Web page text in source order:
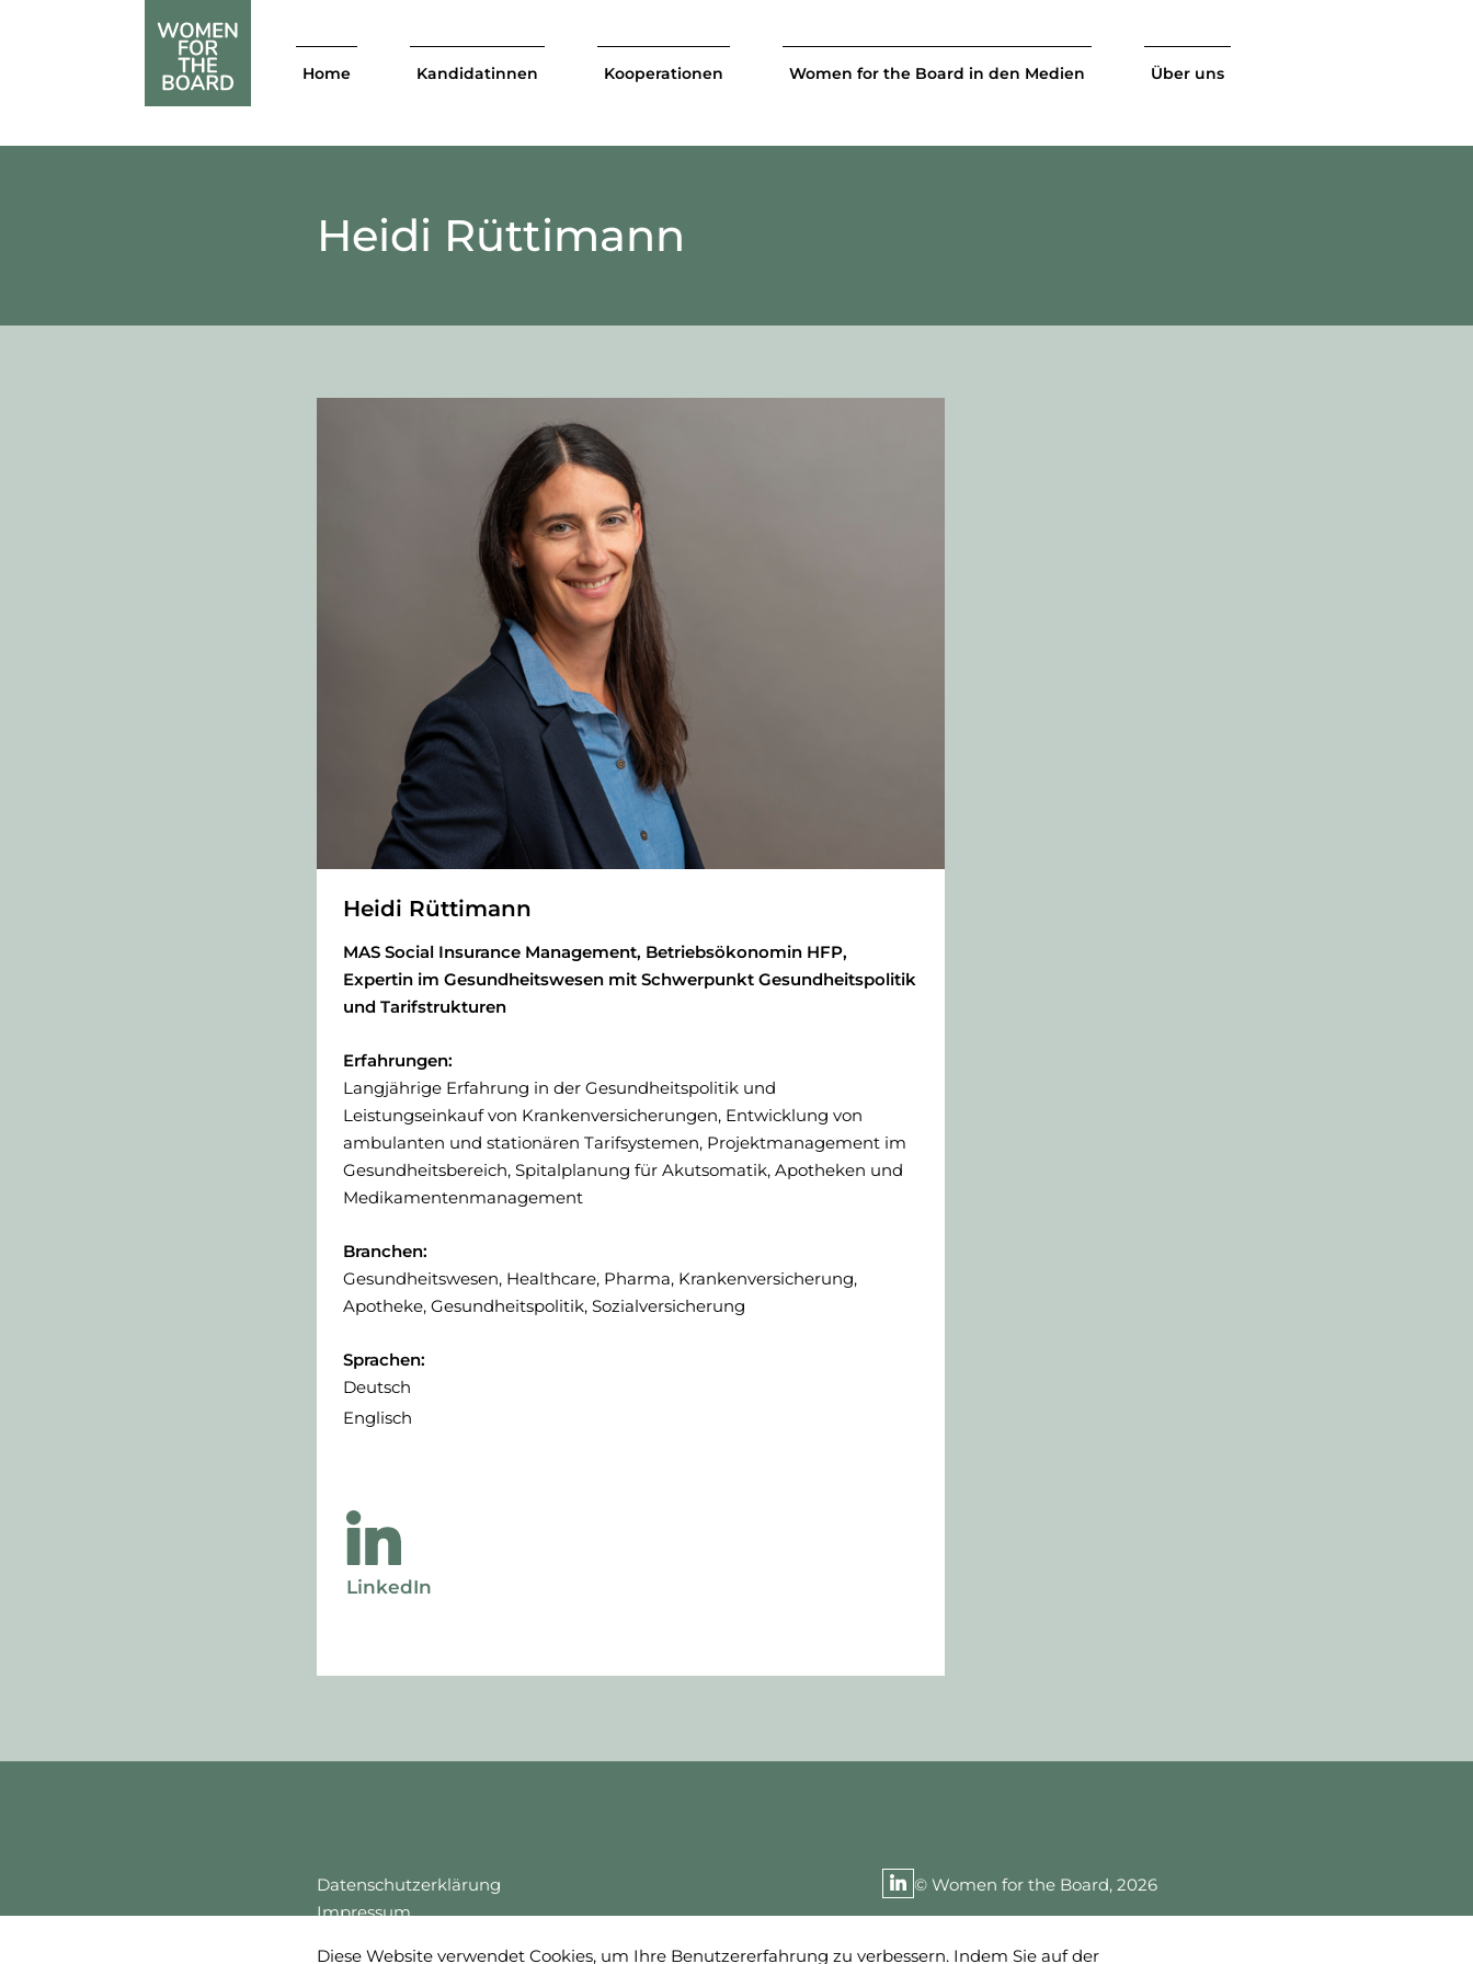
Home Kandidatinnen Kooperationen Women for the Board in den Medien Über uns
Heidi Rüttimann
Heidi Rüttimann
MAS Social Insurance Management, Betriebsökonomin HFP,
Expertin im Gesundheitswesen mit Schwerpunkt Gesundheitspolitik
und Tarifstrukturen
Erfahrungen:
Langjährige Erfahrung in der Gesundheitspolitik und
Leistungseinkauf von Krankenversicherungen, Entwicklung von
ambulanten und stationären Tarifsystemen, Projektmanagement im
Gesundheitsbereich, Spitalplanung für Akutsomatik, Apotheken und
Medikamentenmanagement
Branchen:
Gesundheitswesen, Healthcare, Pharma, Krankenversicherung,
Apotheke, Gesundheitspolitik, Sozialversicherung
Sprachen:
Deutsch
Englisch
LinkedIn
Datenschutzerklärung
Impressum
© Women for the Board, 2026
Diese Website verwendet Cookies, um Ihre Benutzererfahrung zu verbessern. Indem Sie auf der